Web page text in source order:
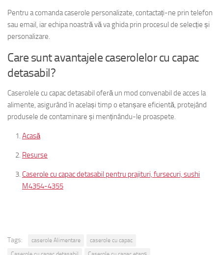
Pentru a comanda caserole personalizate, contactați-ne prin telefon
sau email, iar echipa noastră vă va ghida prin procesul de selecție și
personalizare.
Care sunt avantajele caserolelor cu capac
detasabil?
Caserolele cu capac detasabil oferă un mod convenabil de acces la
alimente, asigurând în același timp o etanșare eficientă, protejând
produsele de contaminare și menținându-le proaspete.
Acasă
Resurse
Caserole cu capac detasabil pentru prajituri, fursecuri, sushi
M4354-4355
Tags: caserole Alimentare
caserole cu capac